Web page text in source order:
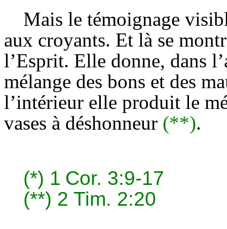
Mais le témoignage
aux croyants. Et là se
l’Esprit. Elle donne, dans
mélange des bons et des
l’intérieur elle produit le
vases à déshonneur (**).
(*) 1 Cor. 3:9-17
(**) 2 Tim. 2:20